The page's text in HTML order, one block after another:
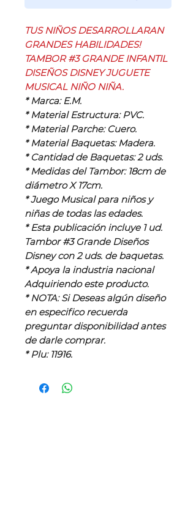
TUS NIÑOS DESARROLLARAN
GRANDES HABILIDADES!
TAMBOR #3 GRANDE INFANTIL
DISEÑOS DISNEY JUGUETE
MUSICAL NIÑO NIÑA.
* Marca: E.M.
* Material Estructura: PVC.
* Material Parche: Cuero.
* Material Baquetas: Madera.
* Cantidad de Baquetas: 2 uds.
* Medidas del Tambor: 18cm de
diámetro X 17cm.
* Juego Musical para niños y
niñas de todas las edades.
* Esta publicación incluye 1 ud.
Tambor #3 Grande Diseños
Disney con 2 uds. de baquetas.
* Apoya la industria nacional
Adquiriendo este producto.
* NOTA: Si Deseas algún diseño
en especifico recuerda
preguntar disponibilidad antes
de darle comprar.
* Plu: 11916.